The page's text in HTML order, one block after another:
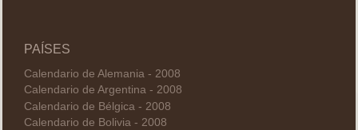
PAÍSES
Calendario de Alemania - 2008
Calendario de Argentina - 2008
Calendario de Bélgica - 2008
Calendario de Bolivia - 2008